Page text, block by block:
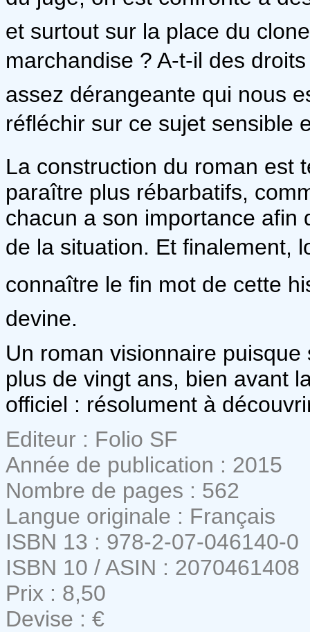
et surtout sur la place du
marchandise ? A-t-il des
assez dérangeante qui nous
réfléchir sur ce sujet sensible
La construction du roman est
paraître plus rébarbatifs,
chacun a son importance afin
de la situation. Et finalement,
connaître le fin mot de cette
devine.
Un roman visionnaire
plus de vingt ans, bien avant
officiel : résolument à
Editeur : Folio SF
Année de publication : 2015
Nombre de pages : 562
Langue originale : Français
ISBN 13 : 978-2-07-046140-0
ISBN 10 / ASIN : 2070461408
Prix : 8,50
Devise : €